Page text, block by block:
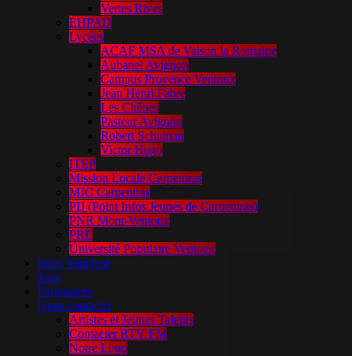
Vertes Rives
EHPAD
Lycées
ACAF MSA de Vaison la Romaine
Aubanel Avignon
Campus Provence Ventoux
Jean Henri Fabre
Les Chênes
Pasteur Avignon
Robert Schuman
Victor Hugo
ITEP
Mission Locale Carpentras
MJC Carpentras
PIJ (Point Infos Jeunes de Carpentras)
PNR Mont-Ventoux
PRE
Université Populaire Ventoux
Infos Vaucluse
Jeux
Partenaires
Nous contacter
Artistes et Jeunes Talents
Contacter RTV FM
Notre Logo